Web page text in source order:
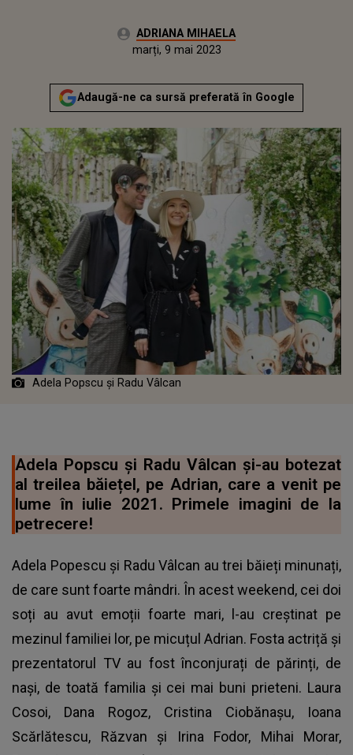
Autor:ADRIANA MIHAELA
Actualizat:
marți, 9 mai 2023
Adaugă-ne ca sursă preferată în Google
Adela Popscu și Radu Vâlcan
Adela Popscu și Radu Vâlcan și-au botezat
al treilea băiețel, pe Adrian, care a venit pe
lume în iulie 2021. Primele imagini de la
petrecere!
Adela Popescu și Radu Vâlcan au trei băieți minunați,
de care sunt foarte mândri. În acest weekend, cei doi
soți au avut emoții foarte mari, l-au creștinat pe
mezinul familiei lor, pe micuțul Adrian. Fosta actriță și
prezentatorul TV au fost înconjurați de părinți, de
nași, de toată familia și cei mai buni prieteni. Laura
Cosoi, Dana Rogoz, Cristina Ciobănașu, Ioana
Scărlătescu, Răzvan și Irina Fodor, Mihai Morar,